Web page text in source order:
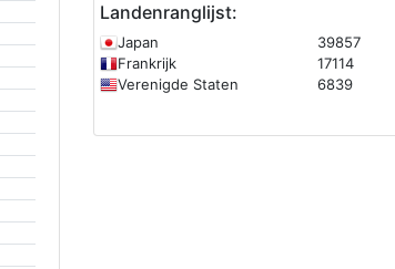
Landenranglijst:
Japan
39857
Frankrijk
17114
Verenigde Staten
6839